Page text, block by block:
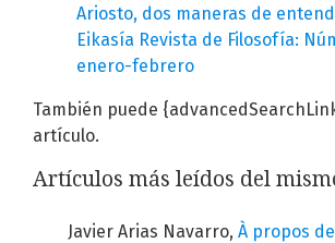
Ariosto, dos maneras de
Eikasía Revista de Filosofía:
enero-febrero
También puede
artículo.
Artículos más leídos del
Javier Arias Navarro, À propos